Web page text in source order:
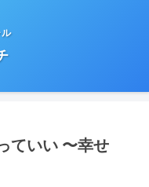
ていい 〜幸せ